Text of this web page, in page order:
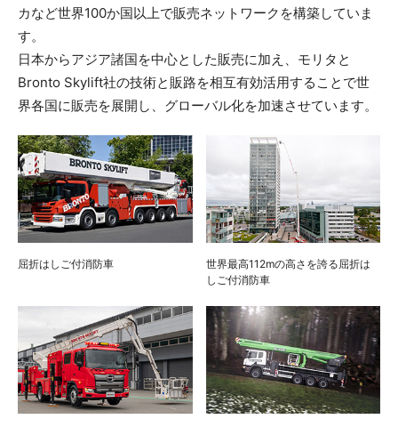
カなど世界100か国以上で販売ネットワークを構築していま
す。
日本からアジア諸国を中心とした販売に加え、モリタと
Bronto Skylift社の技術と販路を相互有効活用することで世
界各国に販売を展開し、グローバル化を加速させています。
屈折はしご付消防車
世界最高112mの高さを誇る屈折は
しご付消防車